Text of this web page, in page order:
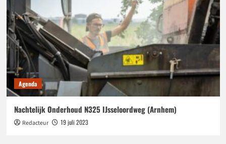
Agenda
Nachtelijk Onderhoud N325 IJsseloordweg (Arnhem)
Redacteur 19 juli 2023